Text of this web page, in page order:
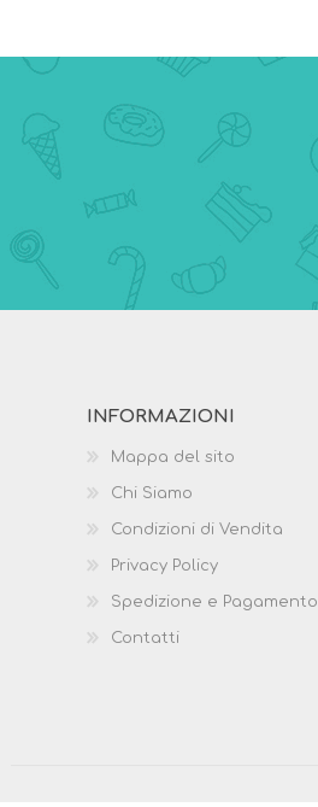
INFORMAZIONI
Mappa del sito
Chi Siamo
Condizioni di Vendita
Privacy Policy
Spedizione e Pagamento
Contatti